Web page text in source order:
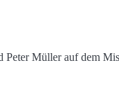
Müller auf dem